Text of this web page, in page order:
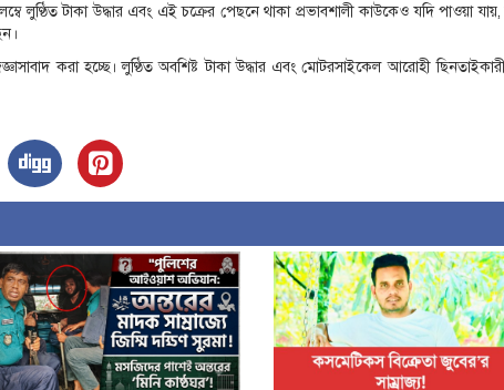
লুণ্ঠিত টাকা উদ্ধার এবং এই চক্রের পেছনে থাকা প্রভাবশালী কাউকেও যদি পাওয়া
করা হচ্ছে। লুণ্ঠিত অবশিষ্ট টাকা উদ্ধার এবং মোটরসাইকেল আরোহী